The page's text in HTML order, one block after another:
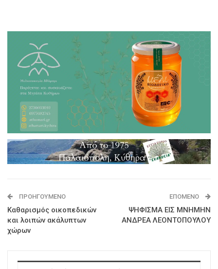
ΠΡΟΗΓΟΎΜΕΝΟ
Καθαρισμός οικοπεδικών
και λοιπών ακάλυπτων
χώρων
ΕΠΌΜΕΝΟ
ΨΗΦΙΣΜΑ ΕΙΣ ΜΝΗΜΗΝ
ΑΝΔΡΕΑ ΛΕΟΝΤΟΠΟΥΛΟΥ